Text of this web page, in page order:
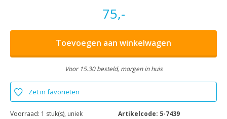
75,-
Toevoegen aan winkelwagen
Voor 15.30 besteld, morgen in huis
Zet in favorieten
Voorraad: 1 stuk(s), uniek
Artikelcode: 5-7439